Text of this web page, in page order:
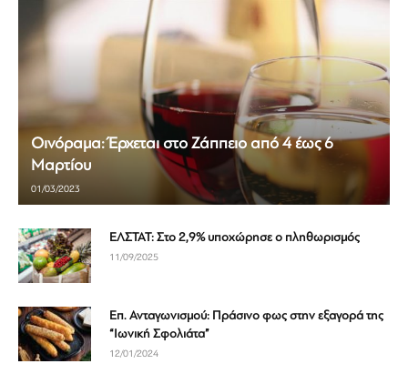
Οινόραμα: Έρχεται στο Ζάππειο από 4 έως 6
Μαρτίου
01/03/2023
ΕΛΣΤΑΤ: Στο 2,9% υποχώρησε ο πληθωρισμός
11/09/2025
Επ. Ανταγωνισμού: Πράσινο φως στην εξαγορά της
“Ιωνική Σφολιάτα”
12/01/2024